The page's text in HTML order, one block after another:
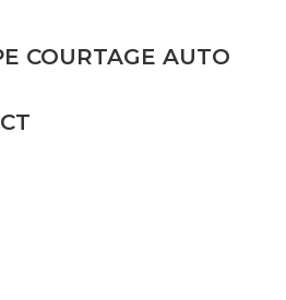
sécuriser l'achat et réduire
COURTAGE AUTO